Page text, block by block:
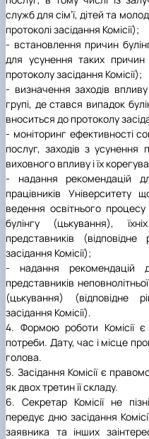
служб для сім’ї, дітей та
протоколі засідання Комісії);
- встановлення причин
для усунення таких причин
протоколу засідання Комісії);
- визначення заходів
групі, де стався випадок
вноситься до протоколу
- моніторинг ефективності
послуг, заходів з усунення
виховного впливу і їх
- надання рекомендацій
працівників Університету
ведення освітнього
булінгу (цькування),
представників
засідання Комісії);
- надання рекомендацій
представників
(цькування) (відповідне
засідання Комісії).
4. Формою роботи Комісії є
потреби. Дату, час і місце
голова.
5. Засідання Комісії є
як двох третин її складу.
6. Секретар Комісії не
передує дню засідання
заявника та інших